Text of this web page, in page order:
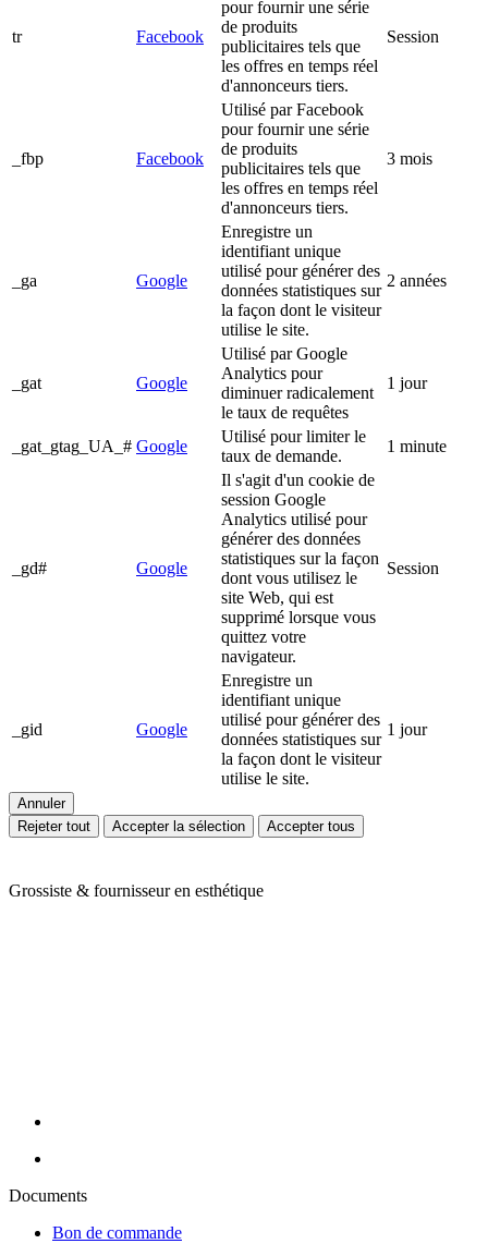
tr Facebook
pour fournir une série
de produits
publicitaires tels que
les offres en temps réel
d'annonceurs tiers.
Session
_fbp Facebook
Utilisé par Facebook
pour fournir une série
de produits
publicitaires tels que
les offres en temps réel
d'annonceurs tiers.
3 mois
_ga Google
Enregistre un
identifiant unique
utilisé pour générer des
données statistiques sur
la façon dont le visiteur
utilise le site.
2 années
_gat Google
Utilisé par Google
Analytics pour
diminuer radicalement
le taux de requêtes
1 jour
_gat_gtag_UA_# Google
Utilisé pour limiter le
taux de demande.
1 minute
_gd# Google
Il s'agit d'un cookie de
session Google
Analytics utilisé pour
générer des données
statistiques sur la façon
dont vous utilisez le
site Web, qui est
supprimé lorsque vous
quittez votre
navigateur.
Session
_gid Google
Enregistre un
identifiant unique
utilisé pour générer des
données statistiques sur
la façon dont le visiteur
utilise le site.
1 jour
Annuler
Rejeter tout
Accepter la sélection Accepter tous
Grossiste & fournisseur en esthétique
Documents
Bon de commande